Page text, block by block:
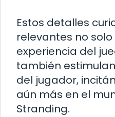
Estos detalles
relevantes no
experiencia del
también
del jugador,
aún más en el
Stranding.